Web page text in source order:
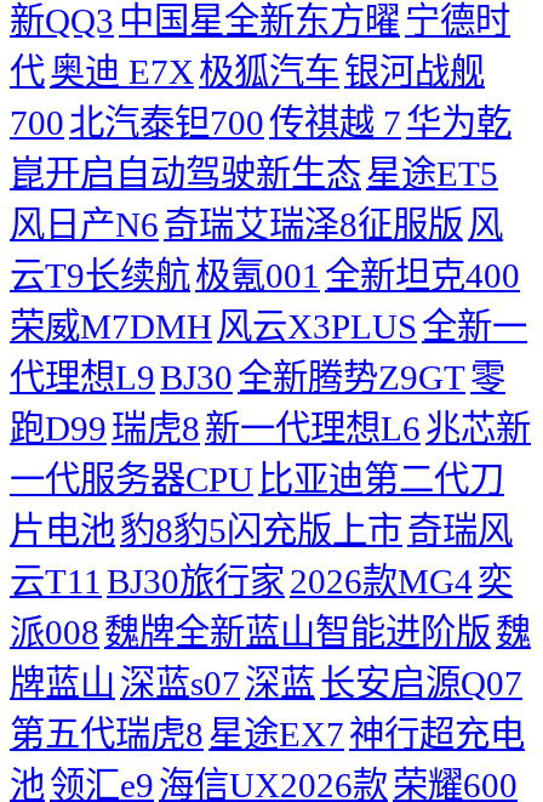
新QQ3 中国星全新东方曜 宁德时
代奥迪 E7X极狐汽车银河战舰
700北汽泰钽700传祺越 7华为乾
崑开启自动驾驶新生态星途ET5
风日产N6奇瑞艾瑞泽8征服版 风
云T9长续航极氪001 全新坦克400
荣威M7DMH 风云X3PLUS全新一
代理想L9BJ30全新腾势Z9GT零
跑D99瑞虎8新一代理想L6兆芯新
一代服务器CPU 比亚迪第二代刀
片电池豹8豹5闪充版上市奇瑞风
云T11 BJ30旅行家 2026款MG4奕
派008魏牌全新蓝山智能进阶版魏
牌蓝山 深蓝s07深蓝长安启源Q07
第五代瑞虎8星途EX7神行超充电
池领汇e9海信UX2026款荣耀600